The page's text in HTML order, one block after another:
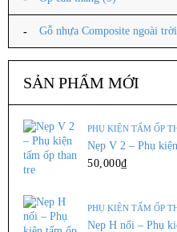
TẤM NHỰA PVC VÂN ĐÁ
160,000₫ – 190,000 ₫
Tấm ốp tường pvc
Gỗ nhựa Composite ngoài trời
SẢN PHẨM MỚI
PHỤ KIỆN TẤM ỐP
Nẹp V 2 – Phụ
50,000₫
PHỤ KIỆN TẤM ỐP
Nẹp H nối – Phụ